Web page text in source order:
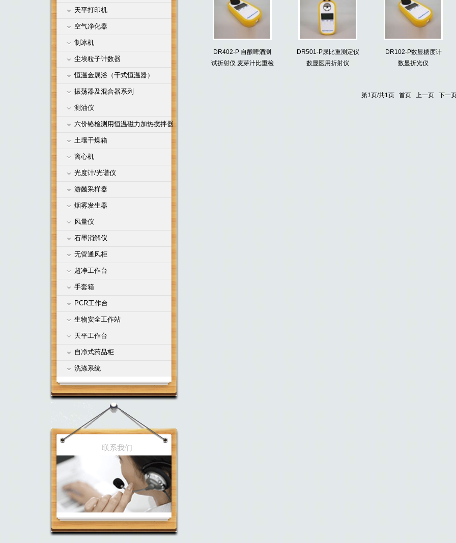
天平打印机
空气净化器
制冰机
尘埃粒子计数器
恒温金属浴（干式恒温器）
振荡器及混合器系列
测油仪
六价铬检测用恒温磁力加热搅拌器
土壤干燥箱
离心机
光度计/光谱仪
游菌采样器
烟雾发生器
风量仪
石墨消解仪
无管通风柜
超净工作台
手套箱
PCR工作台
生物安全工作站
天平工作台
自净式药品柜
洗涤系统
联系我们
DR402-P 自酿啤酒测
试折射仪 麦芽汁比重检
DR501-P尿比重测定仪
数显医用折射仪
DR102-P数显糖度计
数显折光仪
第1页/共1页 首页 上一页 下一